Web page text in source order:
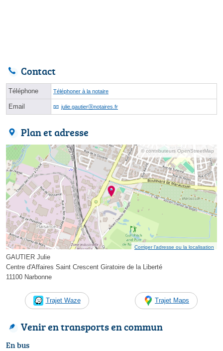
Contact
Téléphone Téléphoner à la notaire
Email julie.gautierⓐnotaires.fr
Plan et adresse
© contributeurs OpenStreetMap
Corriger l’adresse ou la localisation
GAUTIER Julie
Centre d'Affaires Saint Crescent Giratoire de la Liberté
11100 Narbonne
Trajet Waze Trajet Maps
Venir en transports en commun
En bus